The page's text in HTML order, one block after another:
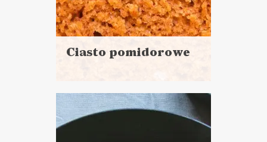
Ciasto pomidorowe
więcej
Czas przygotowania:
do 30 minut